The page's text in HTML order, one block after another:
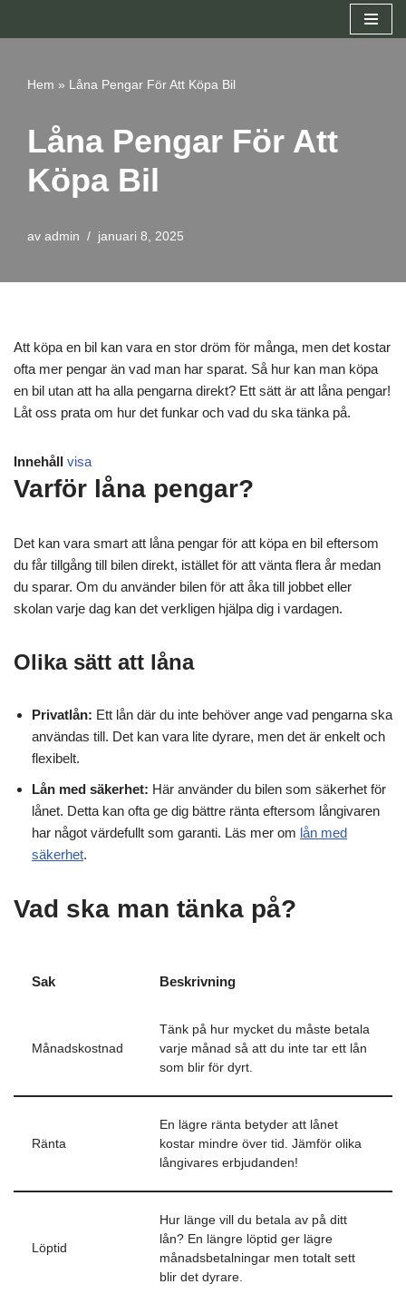
innehåll
Hem » Låna Pengar För Att Köpa Bil
Låna Pengar För Att
Köpa Bil
av admin januari 8, 2025
Att köpa en bil kan vara en stor dröm för många, men det kostar
ofta mer pengar än vad man har sparat. Så hur kan man köpa
en bil utan att ha alla pengarna direkt? Ett sätt är att låna pengar!
Låt oss prata om hur det funkar och vad du ska tänka på.
Innehåll visa
Varför låna pengar?
Det kan vara smart att låna pengar för att köpa en bil eftersom
du får tillgång till bilen direkt, istället för att vänta flera år medan
du sparar. Om du använder bilen för att åka till jobbet eller
skolan varje dag kan det verkligen hjälpa dig i vardagen.
Olika sätt att låna
Privatlån: Ett lån där du inte behöver ange vad pengarna ska
användas till. Det kan vara lite dyrare, men det är enkelt och
flexibelt.
Lån med säkerhet: Här använder du bilen som säkerhet för
lånet. Detta kan ofta ge dig bättre ränta eftersom långivaren
har något värdefullt som garanti. Läs mer om lån med
säkerhet.
Vad ska man tänka på?
Sak Beskrivning
Månadskostnad
Tänk på hur mycket du måste betala
varje månad så att du inte tar ett lån
som blir för dyrt.
Ränta
En lägre ränta betyder att lånet
kostar mindre över tid. Jämför olika
långivares erbjudanden!
Löptid
Hur länge vill du betala av på ditt
lån? En längre löptid ger lägre
månadsbetalningar men totalt sett
blir det dyrare.